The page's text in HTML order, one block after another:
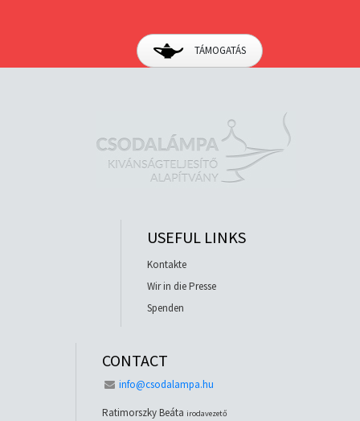
TÁMOGATÁS
USEFUL LINKS
Kontakte
Wir in die Presse
Spenden
CONTACT
info@csodalampa.hu
Ratimorszky Beáta irodavezető